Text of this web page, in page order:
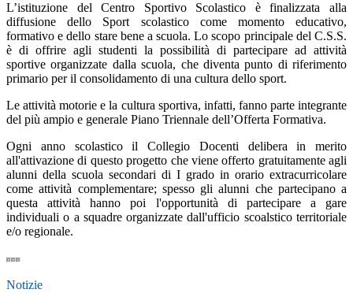
L’istituzione del Centro Sportivo Scolastico è finalizzata alla
diffusione dello Sport scolastico come momento educativo,
formativo e dello stare bene a scuola. Lo scopo principale del C.S.S.
è di offrire agli studenti la possibilità di partecipare ad attività
sportive organizzate dalla scuola, che diventa punto di riferimento
primario per il consolidamento di una cultura dello sport.
Le attività motorie e la cultura sportiva, infatti, fanno parte integrante
del più ampio e generale Piano Triennale dell’Offerta Formativa.
Ogni anno scolastico il Collegio Docenti delibera in merito
all'attivazione di questo progetto che viene offerto gratuitamente agli
alunni della scuola secondari di I grado in orario extracurricolare
come attività complementare; spesso gli alunni che partecipano a
questa attività hanno poi l'opportunità di partecipare a gare
individuali o a squadre organizzate dall'ufficio scoalstico territoriale
e/o regionale.
Notizie